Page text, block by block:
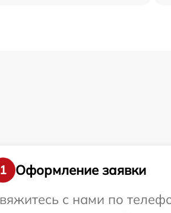
1
Оформление заявки
с нами по